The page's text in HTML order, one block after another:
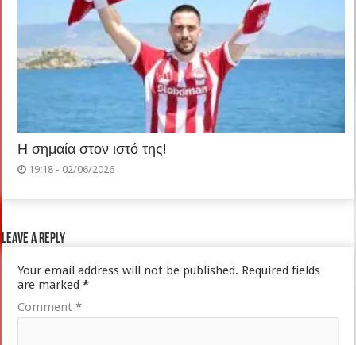
Η σημαία στον ιστό της!
19:18 - 02/06/2026
Leave a Reply
Your email address will not be published. Required fields
are marked*
Comment*